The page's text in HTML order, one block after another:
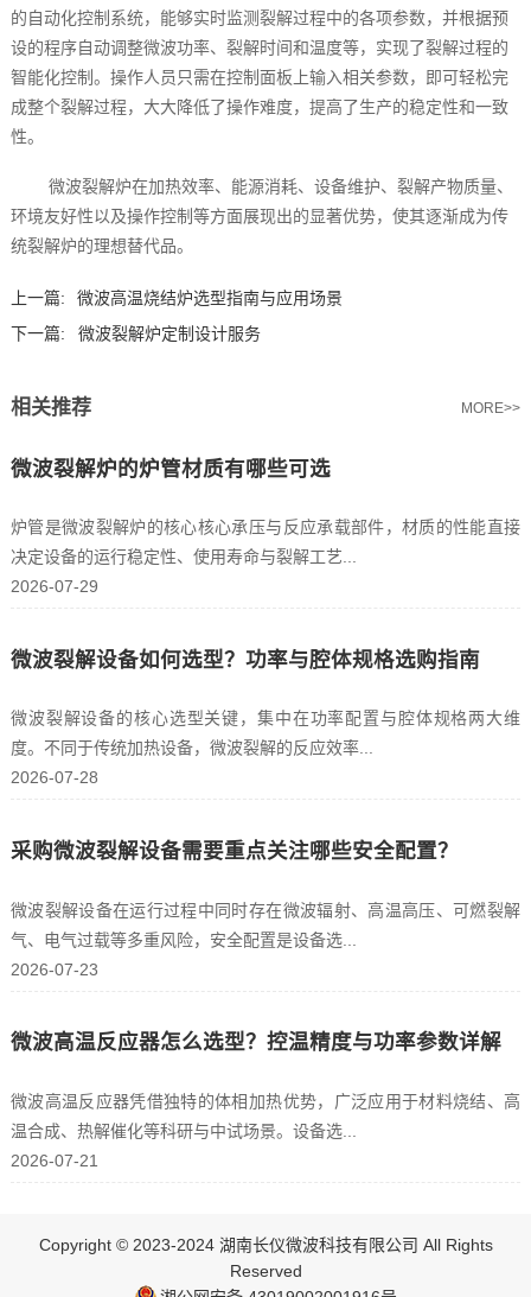
的自动化控制系统，能够实时监测裂解过程中的各项参数，并根据预
设的程序自动调整微波功率、裂解时间和温度等，实现了裂解过程的
智能化控制。操作人员只需在控制面板上输入相关参数，即可轻松完
成整个裂解过程，大大降低了操作难度，提高了生产的稳定性和一致
性。
微波裂解炉在加热效率、能源消耗、设备维护、裂解产物质量、
环境友好性以及操作控制等方面展现出的显著优势，使其逐渐成为传
统裂解炉的理想替代品。
上一篇:
微波高温烧结炉选型指南与应用场景
下一篇:
微波裂解炉定制设计服务
相关推荐 MORE>>
微波裂解炉的炉管材质有哪些可选
炉管是微波裂解炉的核心核心承压与反应承载部件，材质的性能直接
决定设备的运行稳定性、使用寿命与裂解工艺...
2026-07-29
微波裂解设备如何选型？功率与腔体规格选购指南
微波裂解设备的核心选型关键，集中在功率配置与腔体规格两大维
度。不同于传统加热设备，微波裂解的反应效率...
2026-07-28
采购微波裂解设备需要重点关注哪些安全配置？
微波裂解设备在运行过程中同时存在微波辐射、高温高压、可燃裂解
气、电气过载等多重风险，安全配置是设备选...
2026-07-23
微波高温反应器怎么选型？控温精度与功率参数详解
微波高温反应器凭借独特的体相加热优势，广泛应用于材料烧结、高
温合成、热解催化等科研与中试场景。设备选...
2026-07-21
Copyright © 2023-2024 湖南长仪微波科技有限公司 All Rights
Reserved